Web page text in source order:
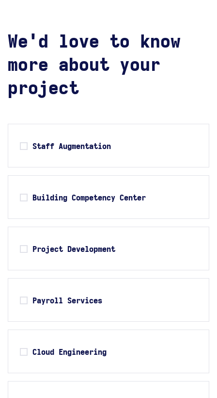
We'd love to know
more about your
project
Staff Augmentation
Building Competency Center
Project Development
Payroll Services
Cloud Engineering